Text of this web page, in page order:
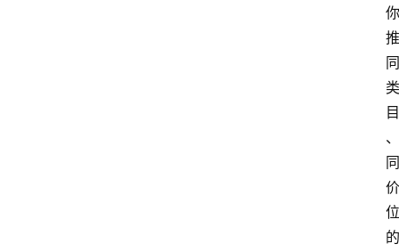
你
推
同
类
目
、
同
价
位
的